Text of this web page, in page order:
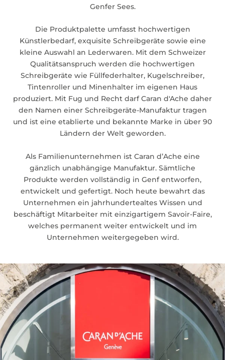
Genfer Sees.
Die Produktpalette umfasst hochwertigen
Künstlerbedarf, exquisite Schreibgeräte sowie eine
kleine Auswahl an Lederwaren. Mit dem Schweizer
Qualitätsanspruch werden die hochwertigen
Schreibgeräte wie Füllfederhalter, Kugelschreiber,
Tintenroller und Minenhalter im eigenen Haus
produziert. Mit Fug und Recht darf Caran d'Ache daher
den Namen einer Schreibgeräte-Manufaktur tragen
und ist eine etablierte und bekannte Marke in über 90
Ländern der Welt geworden.
Als Familienunternehmen ist Caran d’Ache eine
gänzlich unabhängige Manufaktur. Sämtliche
Produkte werden vollständig in Genf entworfen,
entwickelt und gefertigt. Noch heute bewahrt das
Unternehmen ein jahrhundertealtes Wissen und
beschäftigt Mitarbeiter mit einzigartigem Savoir-Faire,
welches permanent weiter entwickelt und im
Unternehmen weitergegeben wird.